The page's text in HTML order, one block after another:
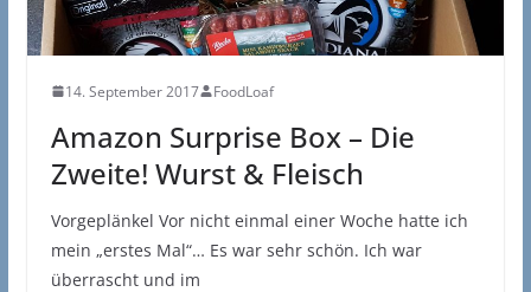
14. September 2017 FoodLoaf
Amazon Surprise Box – Die
Zweite! Wurst & Fleisch
Vorgeplänkel Vor nicht einmal einer Woche hatte ich
mein „erstes Mal“… Es war sehr schön. Ich war
überrascht und im